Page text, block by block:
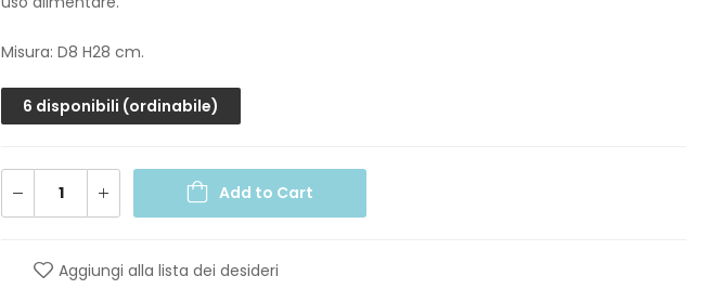
Misura: D8 H28 cm.
6 disponibili (ordinabile)
Add to Cart
Aggiungi alla lista dei desideri